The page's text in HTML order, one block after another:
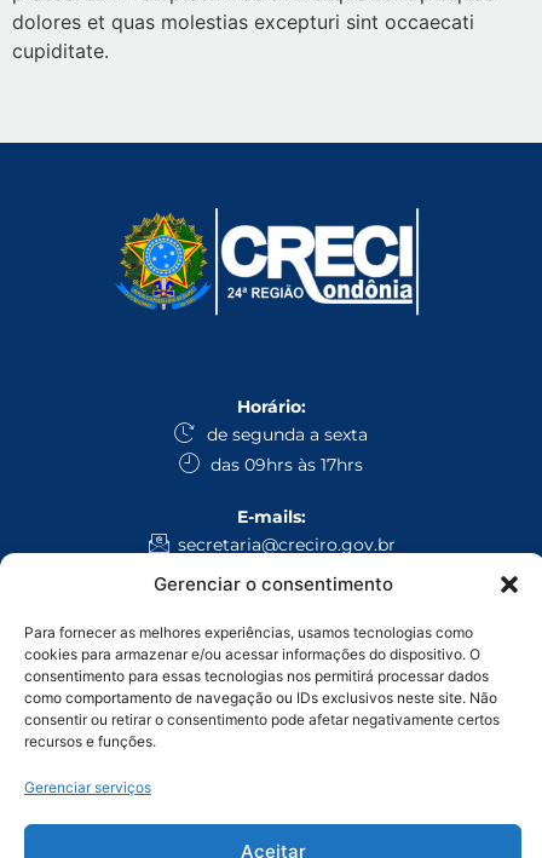
Gerenciar o consentimento
Para fornecer as melhores experiências, usamos tecnologias como
cookies para armazenar e/ou acessar informações do dispositivo. O
consentimento para essas tecnologias nos permitirá processar dados
como comportamento de navegação ou IDs exclusivos neste site. Não
consentir ou retirar o consentimento pode afetar negativamente certos
recursos e funções.
Gerenciar serviços
Aceitar
dolores et quas molestias excepturi sint occaecati
cupiditate.
Horário:
de segunda a sexta
das 09hrs às 17hrs
E-mails:
secretaria@creciro.gov.br
fiscalizacao@creciro.gov.br
WhatsApp:
Administrativo Geral: (69) 3224-1008
Fiscalização: (69) 9 9971-4468
Vilhena: (69) 9 9950-7654